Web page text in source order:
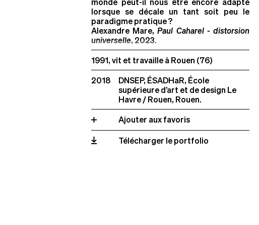
→ Plus de critères (0 )
lorsque se décale un tant soit peu le
paradigme pratique ?
Alexandre Mare,Paul Caharel - distorsion
universelle, 2023.
1991, vit et travaille à Rouen (76)
2018
DNSEP, ÉSADHaR, École
supérieure d’art et de design Le
Havre / Rouen, Rouen.
Ajouter aux favoris
Télécharger le portfolio